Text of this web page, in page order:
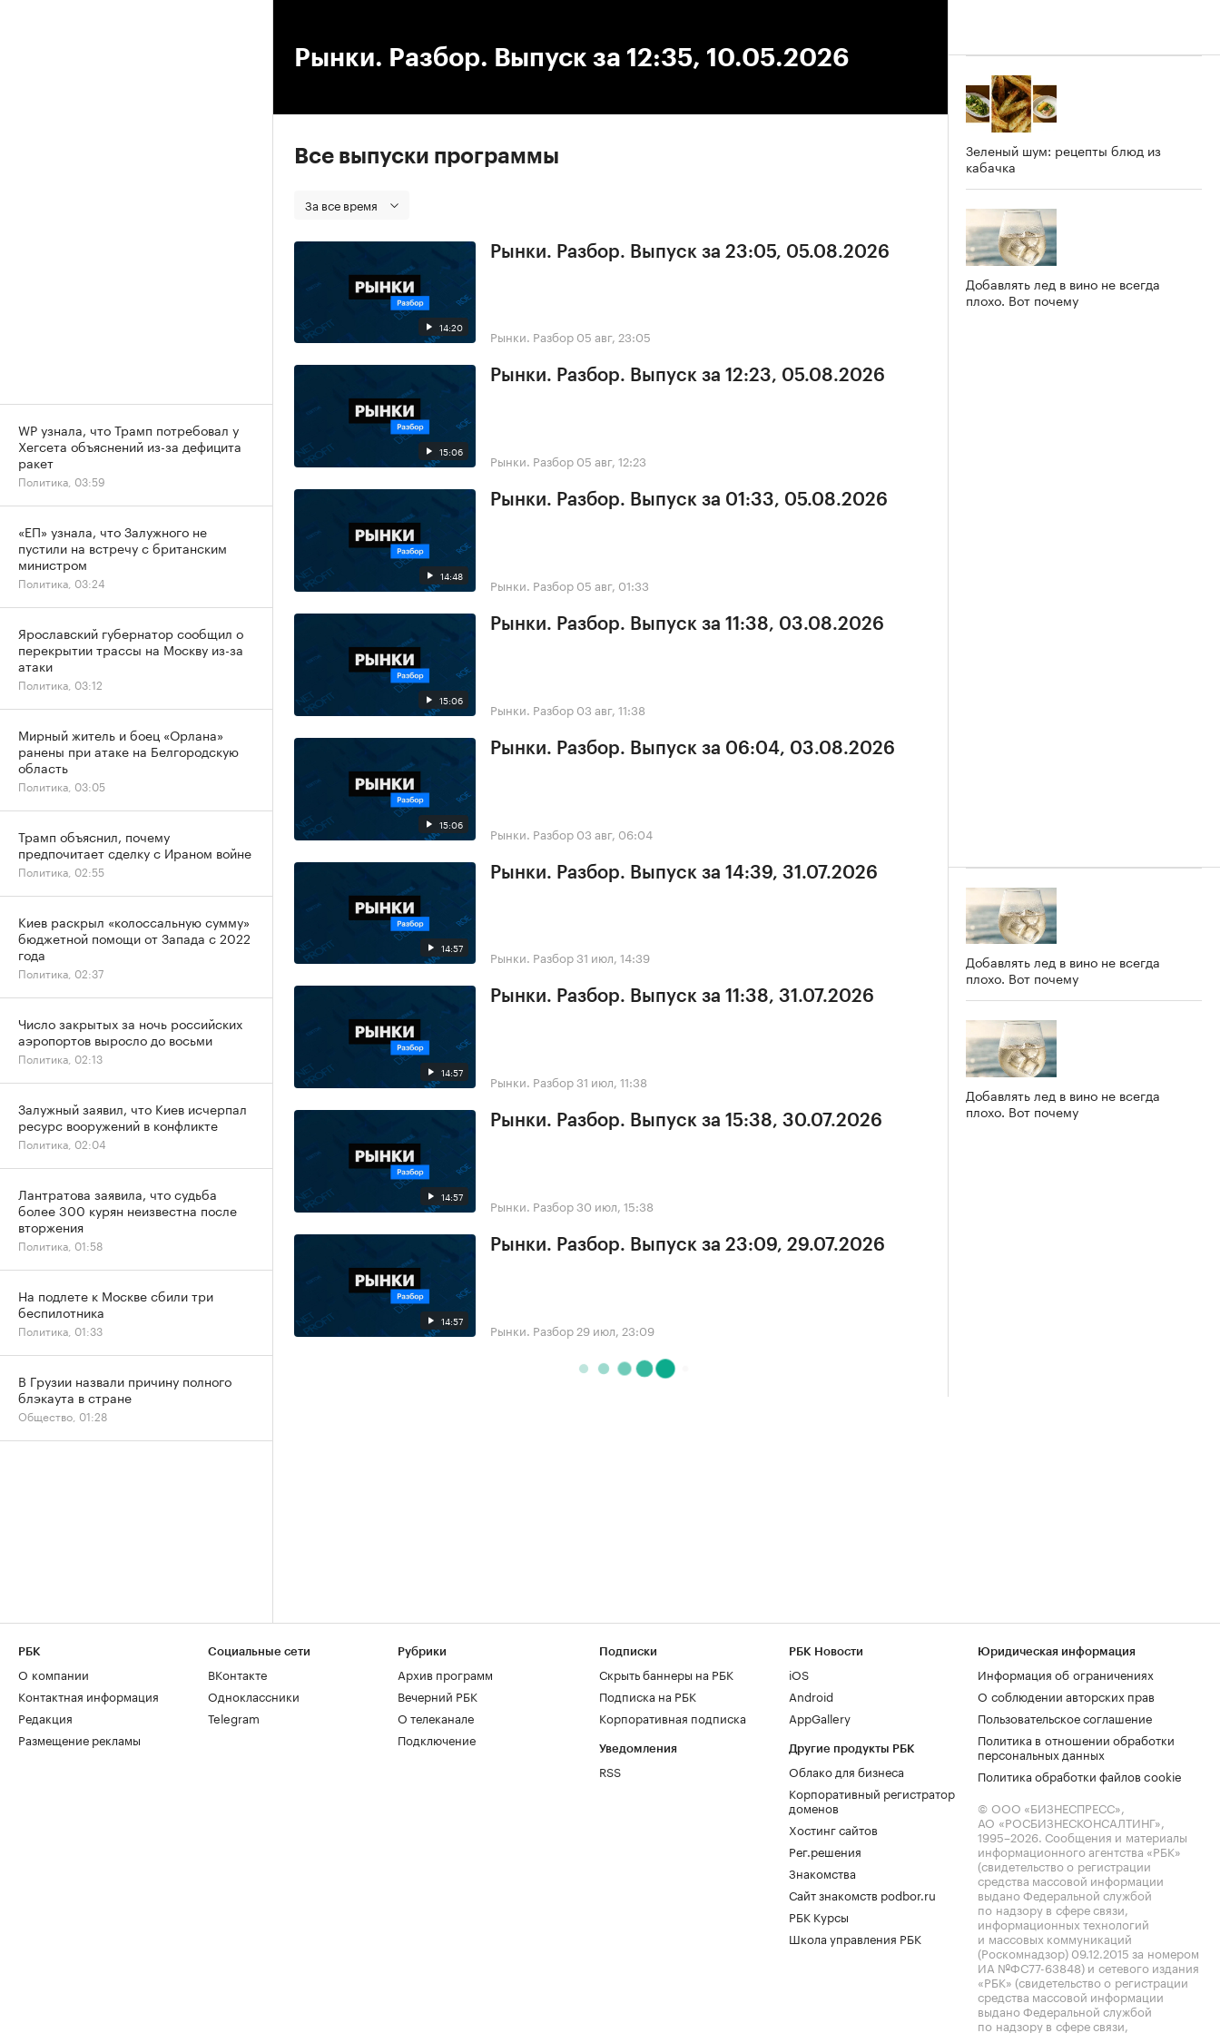
Рынки. Разбор. Выпуск за 12:35, 10.05.2026
Все выпуски программы
За все время
14:20
Рынки. Разбор. Выпуск за 23:05, 05.08.2026
Рынки. Разбор 05 авг, 23:05
15:06
Рынки. Разбор. Выпуск за 12:23, 05.08.2026
Рынки. Разбор 05 авг, 12:23
14:48
Рынки. Разбор. Выпуск за 01:33, 05.08.2026
Рынки. Разбор 05 авг, 01:33
15:06
Рынки. Разбор. Выпуск за 11:38, 03.08.2026
Рынки. Разбор 03 авг, 11:38
15:06
Рынки. Разбор. Выпуск за 06:04, 03.08.2026
Рынки. Разбор 03 авг, 06:04
14:57
Рынки. Разбор. Выпуск за 14:39, 31.07.2026
Рынки. Разбор31 июл, 14:39
14:57
Рынки. Разбор. Выпуск за 11:38, 31.07.2026
Рынки. Разбор31 июл, 11:38
14:57
Рынки. Разбор. Выпуск за 15:38, 30.07.2026
Рынки. Разбор30 июл, 15:38
14:57
Рынки. Разбор. Выпуск за 23:09, 29.07.2026
Рынки. Разбор 29 июл, 23:09
Зеленый шум: рецепты блюд из
кабачка
Добавлять лед в вино не всегда
плохо. Вот почему
Добавлять лед в вино не всегда
плохо. Вот почему
Добавлять лед в вино не всегда
плохо. Вот почему
WP узнала, что Трамп потребовал у
Хегсета объяснений из-за дефицита
ракет
Политика, 03:59
«ЕП» узнала, что Залужного не
пустили на встречу с британским
министром
Политика, 03:24
Ярославский губернатор сообщил о
перекрытии трассы на Москву из-за
атаки
Политика, 03:12
Мирный житель и боец «Орлана»
ранены при атаке на Белгородскую
область
Политика, 03:05
Трамп объяснил, почему
предпочитает сделку с Ираном войне
Политика, 02:55
Киев раскрыл «колоссальную сумму»
бюджетной помощи от Запада с 2022
года
Политика, 02:37
Число закрытых за ночь российских
аэропортов выросло до восьми
Политика, 02:13
Залужный заявил, что Киев исчерпал
ресурс вооружений в конфликте
Политика, 02:04
Лантратова заявила, что судьба
более 300 курян неизвестна после
вторжения
Политика, 01:58
На подлете к Москве сбили три
беспилотника
Политика, 01:33
В Грузии назвали причину полного
блэкаута в стране
Общество, 01:28
РБК
О компании
Контактная информация
Редакция
Размещение рекламы
Социальные сети
ВКонтакте
Одноклассники
Telegram
Рубрики
Архив программ
Вечерний РБК
О телеканале
Подключение
Подписки
Скрыть баннеры на РБК
Подписка на РБК
Корпоративная подписка
Уведомления
RSS
РБК Новости
iOS
Android
AppGallery
Другие продукты РБК
Облако для бизнеса
Корпоративный регистратор
доменов
Хостинг сайтов
Рег.решения
Знакомства
Сайт знакомств podbor.ru
РБК Курсы
Школа управления РБК
Юридическая информация
Информация об ограничениях
О соблюдении авторских прав
Пользовательское соглашение
Политика в отношении обработки
персональных данных
Политика обработки файлов cookie
© ООО «БИЗНЕСПРЕСС»,
АО «РОСБИЗНЕСКОНСАЛТИНГ»,
1995–2026. Сообщения и материалы
информационного агентства «РБК»
(свидетельство о регистрации
средства массовой информации
выдано Федеральной службой
по надзору в сфере связи,
информационных технологий
и массовых коммуникаций
(Роскомнадзор) 09.12.2015 за номером
ИА №ФС77-63848) и сетевого издания
«РБК» (свидетельство о регистрации
средства массовой информации
выдано Федеральной службой
по надзору в сфере связи,